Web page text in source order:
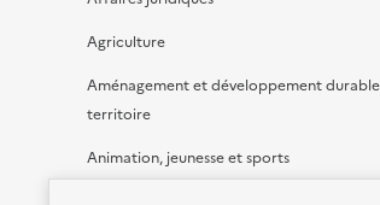
Agriculture
Aménagement et développement
territoire
Animation, jeunesse et sports